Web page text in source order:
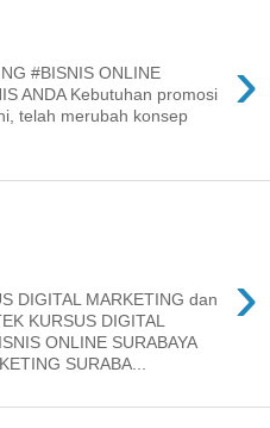
›
#BISNIS ONLINE
ANDA Kebutuhan promosi
telah merubah konsep
›
DIGITAL MARKETING dan
KURSUS DIGITAL
ONLINE SURABAYA
SURABA...